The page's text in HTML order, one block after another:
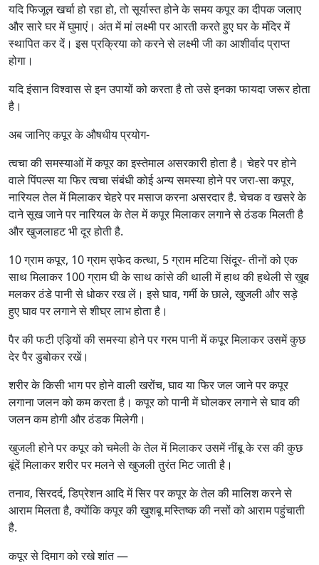
यदि फिजूल खर्चा हो रहा हो, तो सूर्यास्त होने के समय कपूर का दीपक जलाए
और सारे घर में घुमाएं। अंत में मां लक्ष्मी पर आरती करते हुए घर के मंदिर में
स्थापित कर दें। इस प्रक्रिया को करने से लक्ष्मी जी का आशीर्वाद प्राप्त
होगा।
यदि इंसान विश्वास से इन उपायों को करता है तो उसे इनका फायदा जरूर होता
है।
अब जानिए कपूर के औषधीय प्रयोग-
त्वचा की समस्याओं में कपूर का इस्तेमाल असरकारी होता है। चेहरे पर होने
वाले पिंपल्स या फिर त्वचा संबंधी कोई अन्य समस्या होने पर जरा-सा कपूर,
नारियल तेल में मिलाकर चेहरे पर मसाज करना असरदार है. चेचक व खसरे के
दाने सूख जाने पर नारियल के तेल में कपूर मिलाकर लगाने से ठंडक मिलती है
और खुजलाहट भी दूर होती है.
10 ग्राम कपूर, 10 ग्राम स़फेद कत्था, 5 ग्राम मटिया सिंदूर- तीनों को एक
साथ मिलाकर 100 ग्राम घी के साथ कांसे की थाली में हाथ की हथेली से ख़ूब
मलकर ठंडे पानी से धोकर रख लें। इसे घाव, गर्मी के छाले, खुजली और सड़े
हुए घाव पर लगाने से शीघ्र लाभ होता है।
पैर की फटी एड़ियों की समस्या होने पर गरम पानी में कपूर मिलाकर उसमें कुछ
देर पैर डुबोकर रखें।
शरीर के किसी भाग पर होने वाली खरोंच, घाव या फिर जल जाने पर कपूर
लगाना जलन को कम करता है। कपूर को पानी में घोलकर लगाने से घाव की
जलन कम होगी और ठंडक मिलेगी।
खुजली होने पर कपूर को चमेली के तेल में मिलाकर उसमें नींबू के रस की कुछ
बूंदें मिलाकर शरीर पर मलने से खुजली तुरंत मिट जाती है।
तनाव, सिरदर्द, डिप्रेशन आदि में सिर पर कपूर के तेल की मालिश करने से
आराम मिलता है, क्योंकि कपूर की ख़ुशबू मस्तिष्क की नसों को आराम पहुंचाती
है.
कपूर से दिमाग को रखे शांत —